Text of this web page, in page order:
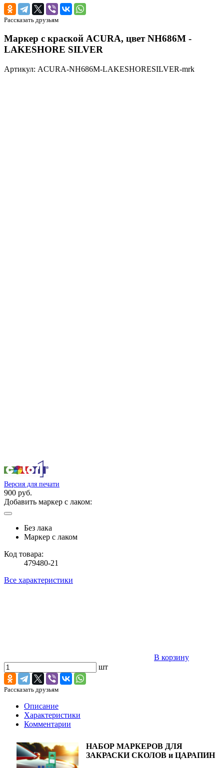
Рассказать друзьям
Маркер с краской ACURA, цвет NH686M -
LAKESHORE SILVER
Артикул: ACURA-NH686M-LAKESHORESILVER-mrk
Версия для печати
900 руб.
Добавить маркер с лаком:
Без лака
Маркер с лаком
Код товара:
479480-21
Все характеристики
В корзину
шт
Рассказать друзьям
Описание
Характеристики
Комментарии
НАБОР МАРКЕРОВ ДЛЯ
ЗАКРАСКИ СКОЛОВ и ЦАРАПИН